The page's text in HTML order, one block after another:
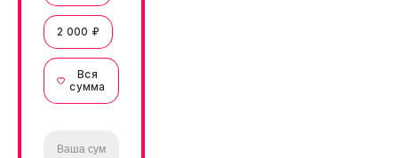
2 000 ₽
Вся
сумма